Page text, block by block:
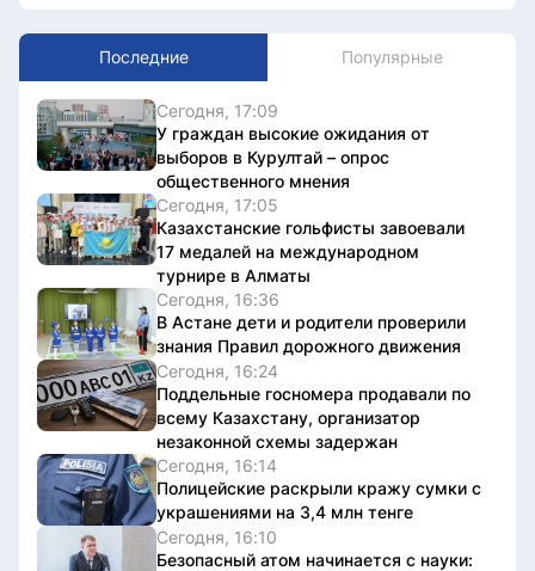
Последние Популярные
Сегодня, 17:09
У граждан высокие ожидания от
выборов в Курултай – опрос
общественного мнения
Сегодня, 17:05
Казахстанские гольфисты завоевали
17 медалей на международном
турнире в Алматы
Сегодня, 16:36
В Астане дети и родители проверили
знания Правил дорожного движения
Сегодня, 16:24
Поддельные госномера продавали по
всему Казахстану, организатор
незаконной схемы задержан
Сегодня, 16:14
Полицейские раскрыли кражу сумки с
украшениями на 3,4 млн тенге
Сегодня, 16:10
Безопасный атом начинается с науки: